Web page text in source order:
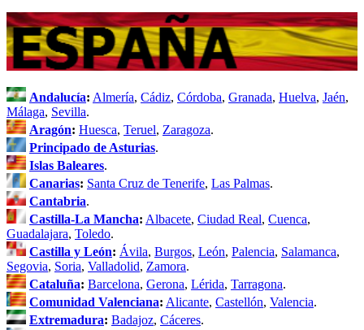
Andalucía: Almería, Cádiz, Córdoba, Granada, Huelva, Jaén,
Málaga, Sevilla.
Aragón: Huesca, Teruel, Zaragoza.
Principado de Asturias.
Islas Baleares.
Canarias: Santa Cruz de Tenerife, Las Palmas.
Cantabria.
Castilla-La Mancha: Albacete, Ciudad Real, Cuenca,
Guadalajara, Toledo.
Castilla y León: Ávila, Burgos, León, Palencia, Salamanca,
Segovia, Soria, Valladolid, Zamora.
Cataluña: Barcelona, Gerona, Lérida, Tarragona.
Comunidad Valenciana: Alicante, Castellón, Valencia.
Extremadura: Badajoz, Cáceres.